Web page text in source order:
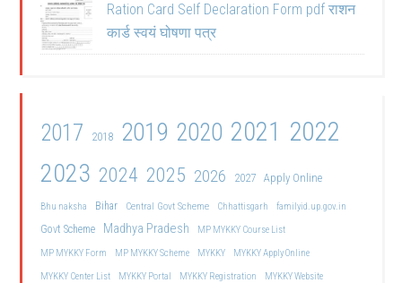
Ration Card Self Declaration Form pdf राशन
कार्ड स्वयं घोषणा पत्र
2017 2018 2019 2020 2021 2022
2023 2024 2025 2026 2027 Apply Online
Bhu naksha Bihar Central Govt Scheme Chhattisgarh familyid.up.gov.in
Govt Scheme Madhya Pradesh
MP MYKKY Course List
MP MYKKY Form
MP MYKKY Scheme MYKKY
MYKKY Apply Online
MYKKY Center List
MYKKY Portal MYKKY Registration
MYKKY Website